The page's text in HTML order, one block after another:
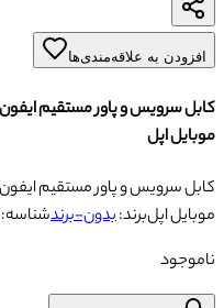
افزودن به علاقه‌مندی‌ها
موبایل اپل
موبایل اپلبرند:بدون-برندشناسه:
ناموجود